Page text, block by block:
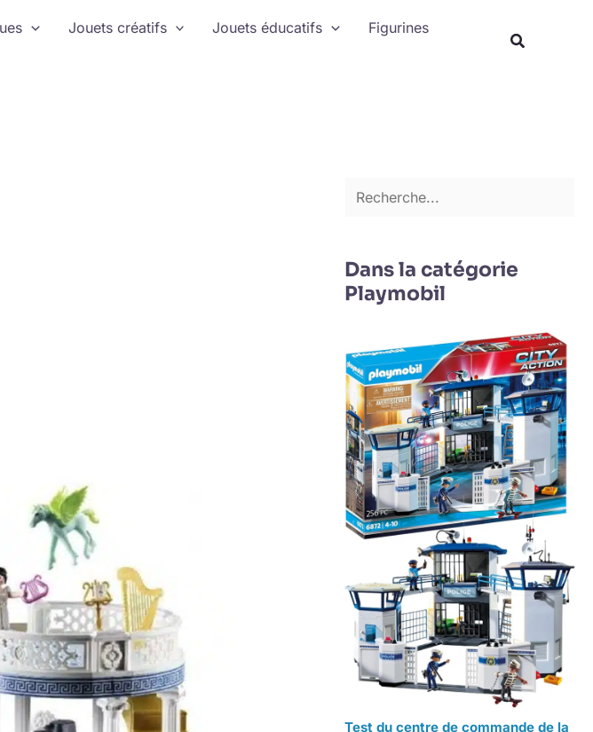
Jouets créatifs Jouets éducatifs
Figurines
Dans la catégorie
Playmobil
Test du centre de commande de la